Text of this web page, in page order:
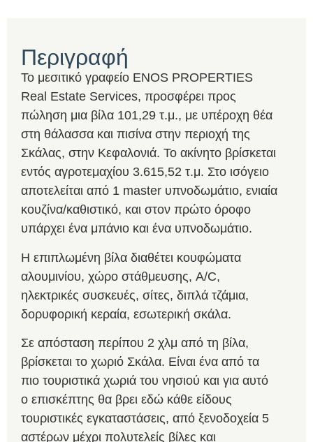
Περιγραφή
Το μεσιτικό γραφείο ENOS PROPERTIES
Real Estate Services, προσφέρει προς
πώληση μια βίλα 101,29 τ.μ., με υπέροχη θέα
στη θάλασσα και πισίνα στην περιοχή της
Σκάλας, στην Κεφαλονιά. Το ακίνητο βρίσκεται
εντός αγροτεμαχίου 3.615,52 τ.μ. Στο ισόγειο
αποτελείται από 1 master υπνοδωμάτιο, ενιαία
κουζίνα/καθιστικό, και στον πρώτο όροφο
υπάρχει ένα μπάνιο και ένα υπνοδωμάτιο.
Η επιπλωμένη βίλα διαθέτει κουφώματα
αλουμινίου, χώρο στάθμευσης, A/C,
ηλεκτρικές συσκευές, σίτες, διπλά τζάμια,
δορυφορική κεραία, εσωτερική σκάλα.
Σε απόσταση περίπου 2 χλμ από τη βίλα,
βρίσκεται το χωριό Σκάλα. Είναι ένα από τα
πιο τουριστικά χωριά του νησιού και για αυτό
ο επισκέπτης θα βρει εδώ κάθε είδους
τουριστικές εγκαταστάσεις, από ξενοδοχεία 5
αστέρων μέχρι πολυτελείς βίλες και